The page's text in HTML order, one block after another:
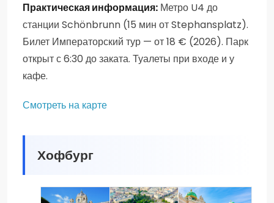
Практическая информация: Метро U4 до
станции Schönbrunn (15 мин от Stephansplatz).
Билет Императорский тур — от 18 € (2026). Парк
открыт с 6:30 до заката. Туалеты при входе и у
кафе.
Смотреть на карте
Хофбург